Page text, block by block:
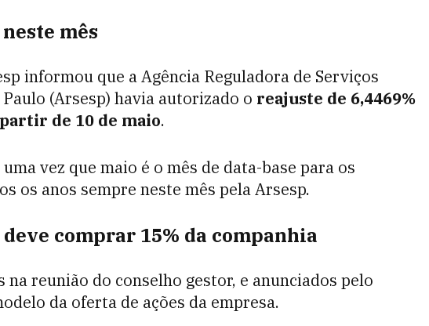
mês
informou que a Agência Reguladora de Serviços
(Arsesp) havia autorizado o reajuste de 6,4469%
de 10 de maio.
vez que maio é o mês de data-base para os
os anos sempre neste mês pela Arsesp.
comprar 15% da companhia
reunião do conselho gestor, e anunciados pelo
da oferta de ações da empresa.